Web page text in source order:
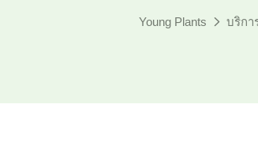
Young Plants บริกา